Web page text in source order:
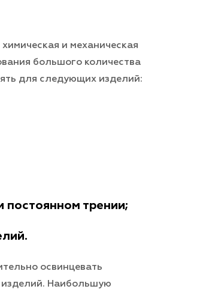
и механическая
большого количества
для следующих изделий:
трении;
освинцевать
изделий. Наибольшую